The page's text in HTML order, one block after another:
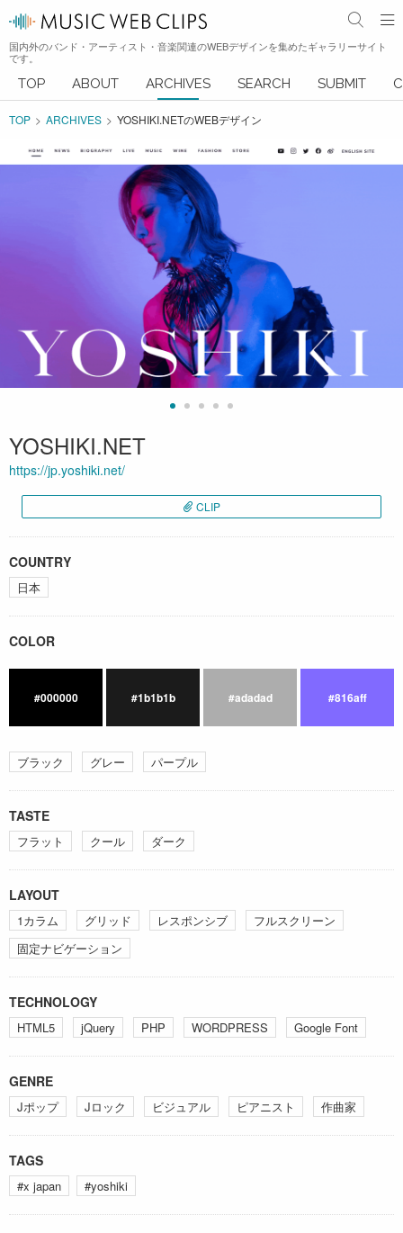
国内外のバンド・アーティスト・音楽関連のWEBデザインを集めたギャラリーサイト
です。
TOP ABOUT ARCHIVES SEARCH SUBMIT
TOP ARCHIVES YOSHIKI.NETのWEBデザイン
YOSHIKI.NET
https://jp.yoshiki.net/
CLIP
COUNTRY
日本
COLOR
#000000 #1b1b1b #adadad #816aff
ブラック グレー パープル
TASTE
フラット クール ダーク
LAYOUT
1カラム グリッド レスポンシブ
フルスクリーン
固定ナビゲーション
TECHNOLOGY
HTML5 jQuery PHP WORDPRESS Google Font
GENRE
Jポップ Jロック ビジュアル ピアニスト 作曲家
TAGS
#x japan #yoshiki